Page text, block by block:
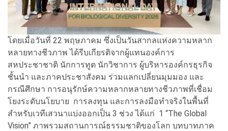
โดยเมื่อวันที่ 22 พฤษภาคม ซึ่งเป็นวันสากลแห่งความหลาก
หลายทางชีวภาพ ได้รีบเกียรติจากผู้แทนองค์การ
สหประชาชาติ นักการทูต นักวิชาการ ผู้บริหารองค์กรธุรกิจ
ชั้นนำ และภาคประชาสังคม ร่วมแลกเปลี่ยนมุมมอง และ
กรณีศึกษา การอนุรักษ์ความหลากหลายทางชีวภาพที่เชื่อม
โยงระดับนโยบาย การลงทุน และการลงมือทำจริงในพื้นที่
สำหรับเวทีเสวนาแบ่งออกเป็น 3 ช่วง ได้แก่ 1 “The Global
Vision” ภาพรวมสถานการณ์ธรรมชาติของโลก บทบาทภาค